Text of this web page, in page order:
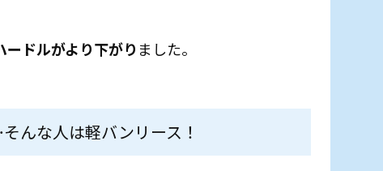
ドルがより下がり ました。
んな人は軽バンリース！